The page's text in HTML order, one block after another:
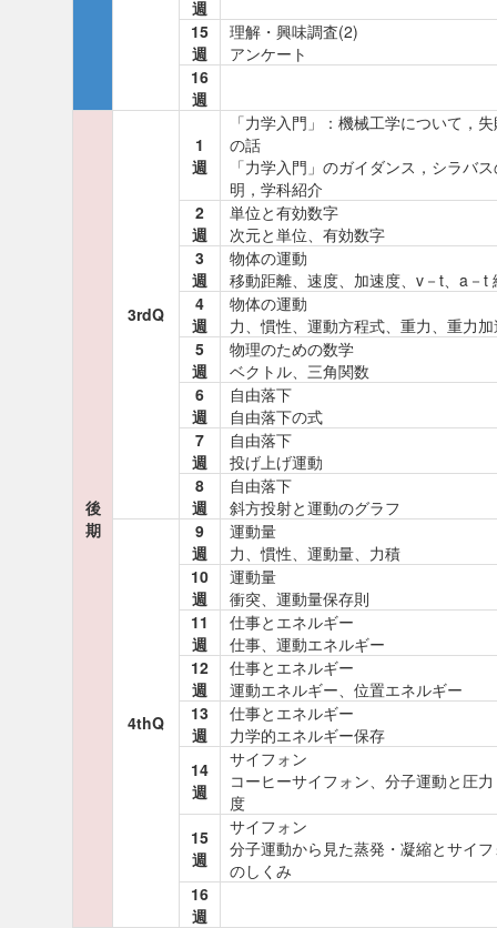
週
15
週
理解・興味調査(2)
アンケート
16
週
後
期
3rdQ
1
週
「力学入門」：機械工学について，
の話
「力学入門」のガイダンス，シラバ
明，学科紹介
2
週
単位と有効数字
次元と単位、有効数字
3
週
物体の運動
移動距離、速度、加速度、v－t、a－t
4
週
物体の運動
力、慣性、運動方程式、重力、重力
5
週
物理のための数学
ベクトル、三角関数
6
週
自由落下
自由落下の式
7
週
自由落下
投げ上げ運動
8
週
自由落下
斜方投射と運動のグラフ
4thQ
9
週
運動量
力、慣性、運動量、力積
10
週
運動量
衝突、運動量保存則
11
週
仕事とエネルギー
仕事、運動エネルギー
12
週
仕事とエネルギー
運動エネルギー、位置エネルギー
13
週
仕事とエネルギー
力学的エネルギー保存
14
週
サイフォン
コーヒーサイフォン、分子運動と圧
度
15
週
サイフォン
分子運動から見た蒸発・凝縮とサイ
のしくみ
16
週